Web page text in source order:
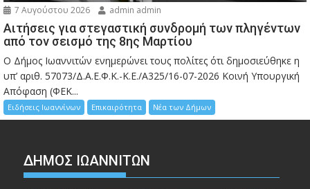
7 Αυγούστου 2026 admin admin
Αιτήσεις για στεγαστική συνδρομή των πληγέντων
από τον σεισμό της 8ης Μαρτίου
Ο Δήμος Ιωαννιτών ενημερώνει τους πολίτες ότι δημοσιεύθηκε η
υπ’ αριθ. 57073/Δ.Α.Ε.Φ.Κ.-Κ.Ε./Α325/16-07-2026 Κοινή Υπουργική
Απόφαση (ΦΕΚ...
Ειδήσεις Ιωαννίνων Επικαιρότητα Νέα των Δήμων
ΔΗΜΟΣ ΙΩΑΝΝΙΤΩΝ